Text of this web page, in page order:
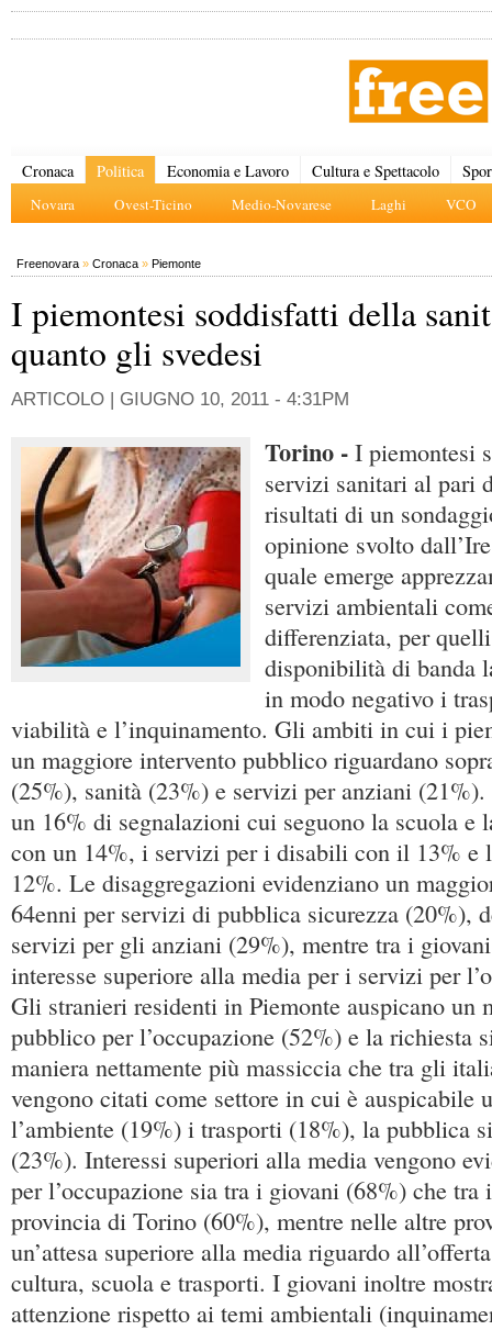
Cronaca Politica
Novara Ovest-Ticino Medio-Novarese Laghi VCO
Economia e Lavoro Cultura e Spettacolo
Freenovara » Cronaca » Piemonte
I piemontesi soddisfatti della
quanto gli svedesi
ARTICOLO | GIUGNO 10, 2011 - 4:31PM
Torino - I piemontesi
servizi sanitari al pari
risultati di un
opinione svolto
quale emerge
servizi ambientali
differenziata, per
disponibilità di banda
in modo negativo i
viabilità e l’inquinamento. Gli ambiti in cui i
un maggiore intervento pubblico riguardano
(25%), sanità (23%) e servizi per anziani
un 16% di segnalazioni cui seguono la scuola e
con un 14%, i servizi per i disabili con il 13% e
12%. Le disaggregazioni evidenziano un
64enni per servizi di pubblica sicurezza (20%),
servizi per gli anziani (29%), mentre tra i
interesse superiore alla media per i servizi per
Gli stranieri residenti in Piemonte auspicano un
pubblico per l’occupazione (52%) e la richiesta
maniera nettamente più massiccia che tra gli
vengono citati come settore in cui è auspicabile
l’ambiente (19%) i trasporti (18%), la pubblica
(23%). Interessi superiori alla media vengono
per l’occupazione sia tra i giovani (68%) che tra
provincia di Torino (60%), mentre nelle altre
un’attesa superiore alla media riguardo
cultura, scuola e trasporti. I giovani inoltre
attenzione rispetto ai temi ambientali